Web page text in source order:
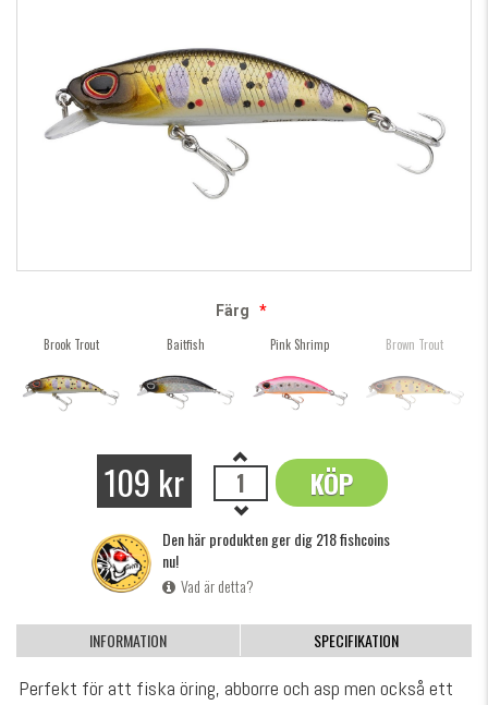
Färg
*
Brook Trout
Baitfish Pink Shrimp Brown Trout
109 kr KÖP
OK
Den här produkten ger dig 218 fishcoins
nu!
Vad är detta?
INFORMATION SPECIFIKATION
Perfekt för att fiska öring, abborre och asp men också ett